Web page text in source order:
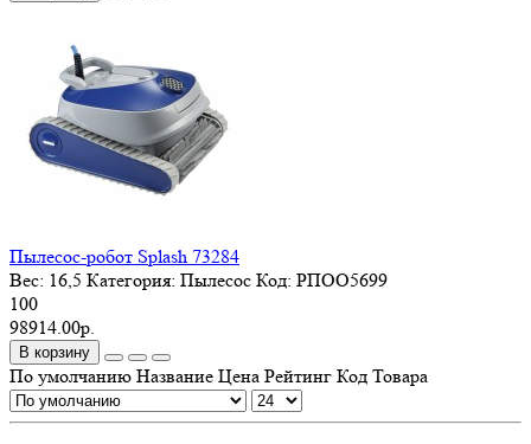
Пылесос-робот Splash 73284
Вес: 16,5 Категория: Пылесос Код: РПОО5699
100
98914.00р.
В корзину
По умолчанию Название Цена Рейтинг Код Товара